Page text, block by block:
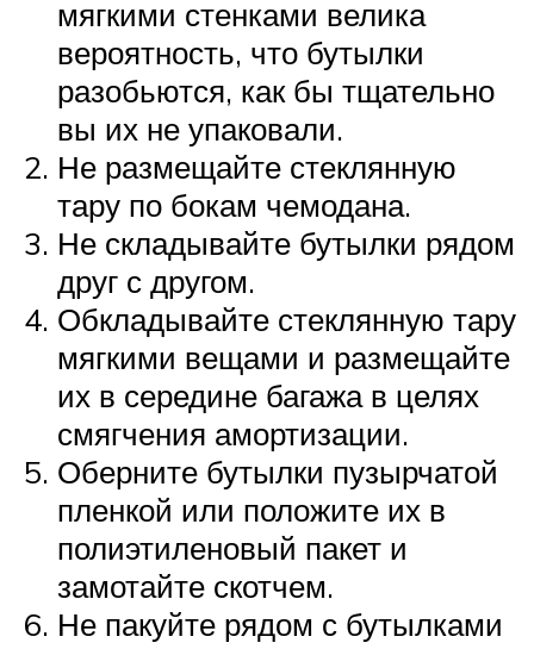
мягкими стенками велика
вероятность, что бутылки
разобьются, как бы тщательно
вы их не упаковали.
Не размещайте стеклянную
тару по бокам чемодана.
Не складывайте бутылки рядом
друг с другом.
Обкладывайте стеклянную тару
мягкими вещами и размещайте
их в середине багажа в целях
смягчения амортизации.
Оберните бутылки пузырчатой
пленкой или положите их в
полиэтиленовый пакет и
замотайте скотчем.
Не пакуйте рядом с бутылками